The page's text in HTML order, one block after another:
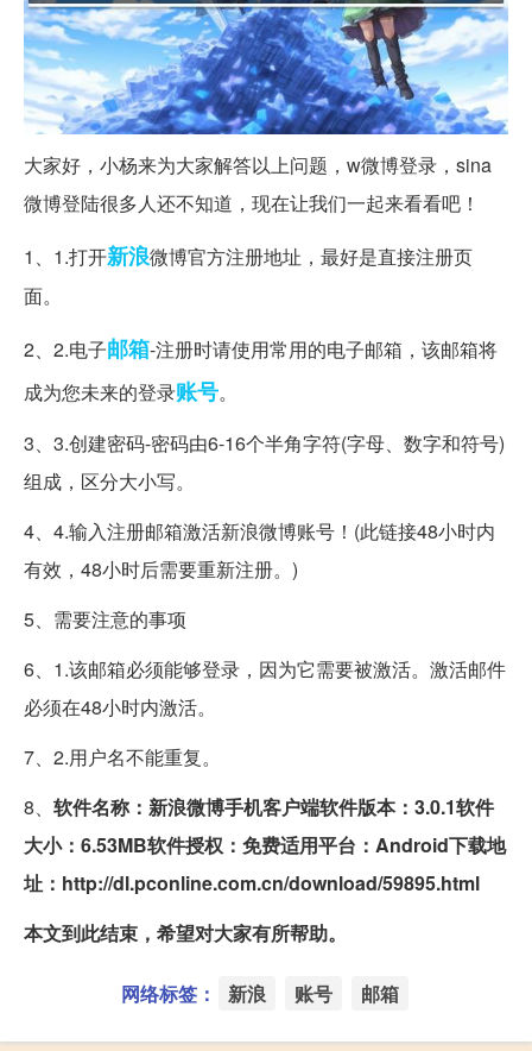
大家好，小杨来为大家解答以上问题，w微博登录，sina
微博登陆很多人还不知道，现在让我们一起来看看吧！
1、1.打开新浪微博官方注册地址，最好是直接注册页
面。
2、2.电子邮箱-注册时请使用常用的电子邮箱，该邮箱将
成为您未来的登录账号。
3、3.创建密码-密码由6-16个半角字符(字母、数字和符号)
组成，区分大小写。
4、4.输入注册邮箱激活新浪微博账号！(此链接48小时内
有效，48小时后需要重新注册。)
5、需要注意的事项
6、1.该邮箱必须能够登录，因为它需要被激活。激活邮件
必须在48小时内激活。
7、2.用户名不能重复。
8、 软件名称：新浪微博手机客户端软件版本：3.0.1软件
大小：6.53MB软件授权：免费适用平台：Android下载地
址：http://dl.pconline.com.cn/download/59895.html
本文到此结束，希望对大家有所帮助。
网络标签： 新浪 账号 邮箱